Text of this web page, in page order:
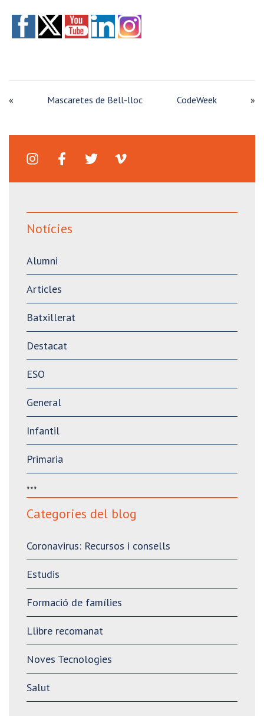
« Mascaretes de Bell-lloc CodeWeek »
Notícies
Alumni
Articles
Batxillerat
Destacat
ESO
General
Infantil
Primaria
***
Categories del blog
Coronavirus: Recursos i consells
Estudis
Formació de famílies
Llibre recomanat
Noves Tecnologies
Salut